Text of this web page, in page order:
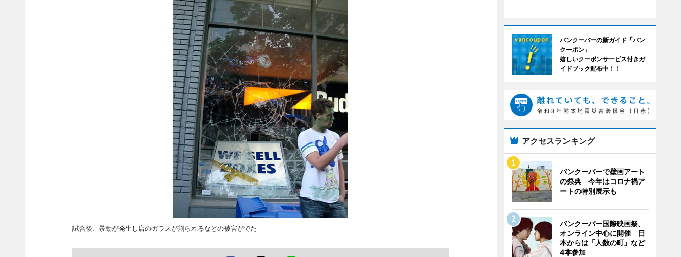
試合後、暴動が発生し店のガラスが割られるなどの被害がでた
バンクーバーの新ガイド「バン
クーポン」
嬉しいクーポンサービス付きガ
イドブック配布中！！
アクセスランキング
バンクーバーで壁画アート
の祭典 今年はコロナ禍ア
ートの特別展示も
バンクーバー国際映画祭、
オンライン中心に開催 日
本からは「人数の町」など
4本参加